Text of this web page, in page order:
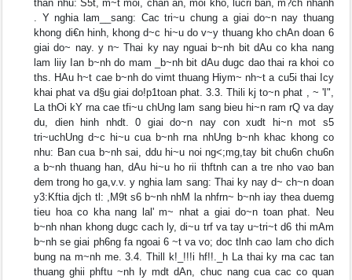
than nhu: S5t, m~t moi, chan an, moi kho, lucri ban, m?ch nhanh
. Y nghia lam__sang: Cac tri~u chung a giai do~n nay thuang
khong di€n hinh, khong d~c hi~u do v~y thuang kho chAn doan 6
giai do~ nay. y n~ Thai ky nay nguai b~nh bit dAu co kha nang
lam liiy Ian b~nh do mam _b~nh bit dAu dugc dao thai ra khoi co
ths. HAu h~t cae b~nh do vimt thuang Hiym~ nh~t a cu5i thai Icy
khai phat va d§u giai do!p1toan phat. 3.3. Thili kj to~n phat , ~ 'I",
La thOi kY rna cae tfi~u chUng lam sang bieu hi~n ram rQ va day
du, dien hinh nhdt. 0 giai do~n nay con xudt hi~n mot s5
tri~uchUng d~c hi~u cua b~nh rna nhUng b~nh khac khong co
nhu: Ban cua b~nh sai, ddu hi~u noi ng<;mg,tay bit chu6n chu6n
a b~nh thuang han, dAu hi~u ho rii thftnh can a tre nho vao ban
dem trong ho ga,v.v. y nghia lam sang: Thai ky nay d~ ch~n doan
y3:Kftia djch tl: ,M9t s6 b~nh nhM la nhfrn~ b~nh iay thea duemg
tieu hoa co kha nang lal' m~ nhat a giai do~n toan phat. Neu
b~nh nhan khong dugc cach ly, di~u trf va tay u~tri~t d6 thi mAm
b~nh se giai ph6ng fa ngoai 6 ~t va vo; doc tlnh cao lam cho dich
bung na m~nh me. 3.4. Thill k!_!!!i hf!!._h La thai ky rna cac tan
thuang ghii phftu ~nh ly mdt dAn, chuc nang cua cac co quan